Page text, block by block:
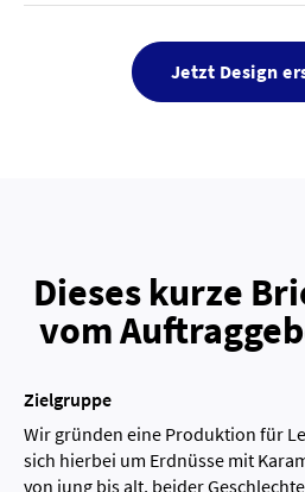
Jetzt Design
Dieses kurze
vom
Zielgruppe
Wir gründen eine Produktion für
sich hierbei um Erdnüsse mit
von jung bis alt, beider